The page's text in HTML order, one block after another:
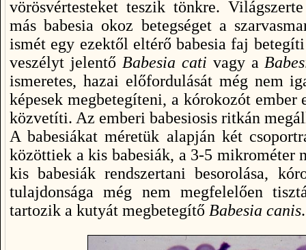
vörösvértesteket teszik tönkre.
más babesia okoz betegséget a
ismét egy ezektől eltérő babesia faj
veszélyt jelentő Babesia cati vagy a
ismeretes, hazai előfordulását még nem
képesek megbetegíteni, a kórokozót ember
közvetíti. Az emberi babesiosis ritkán
A babesiákat méretük alapján két
közöttiek a kis babesiák, a 3-5 mikrométer
kis babesiák rendszertani besorolása,
tulajdonsága még nem megfelelően
tartozik a kutyát megbetegítő Babesia canis.